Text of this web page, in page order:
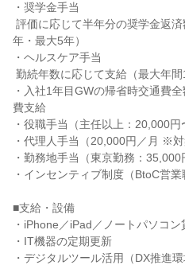
・奨学金手当
年・最大5年）
・ヘルスケア手当
・入社1年目GWの帰省時交通費
費支給
・役職手当（主任以上：20,000円
・代理人手当（20,000円／月 ※対
・勤務地手当（東京勤務：35,000
・インセンティブ制度（BtoC営
■支給・設備
・iPhone／iPad／ノートパソコン
・IT機器の定期更新
・デジタルツール活用（DX推進環